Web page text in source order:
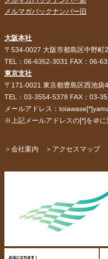
サービス紹介
スタッフ紹介
紙袋・手提げ袋
パッケージ
ペーパーレザーバッグ
カタログ/パンフレット
メルマガバックナンバー旧
大阪本社
〒534-0027 大阪市都島区中野町
TEL：06-6352-3031 FAX：06-
東京支社
〒171-0021 東京都豊島区西池袋
TEL：03-3554-5378 FAX：03-
メールアドレス：
※上記メールアドレスの[*]を＠に
＞会社案内 ＞アクセスマップ